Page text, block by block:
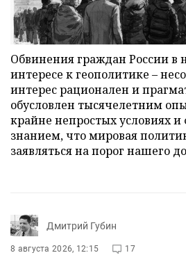
Обвинения граждан России в
интересе к геополитике –
интерес рационален и
обусловлен тысячелетним
крайне непростых условиях
знанием, что мировая
заявляться на порог нашего
Дмитрий Губин
8 августа 2026, 12:15 17